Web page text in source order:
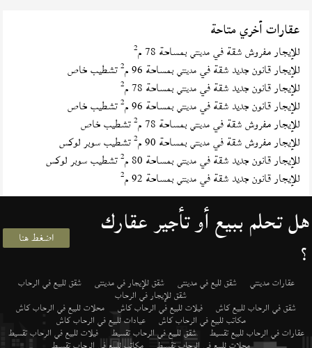
عقارات أخري متاحة
للإيجار مفروش شقة فيمدينتي بمساحة 78 م 2
للإيجار قانون جديد شقة فيمدينتي بمساحة 96 م 2تشطيب خاص
للإيجار قانون جديد شقة فيمدينتي بمساحة 78 م 2
للإيجار قانون جديد شقة فيمدينتي بمساحة 96 م 2تشطيب خاص
للإيجار مفروش شقة فيمدينتي بمساحة 78 م 2تشطيب خاص
للإيجار مفروش شقة فيمدينتي بمساحة 90 م 2تشطيب سوبر لوكس
للإيجار قانون جديد شقة فيمدينتي بمساحة 80 م 2تشطيب سوبر لوكس
للإيجار قانون جديد شقة فيمدينتي بمساحة 92 م 2
هل تحلم ببيع أو تأجير عقارك
؟ اضغط هنا
عقارات مدينتي شقق لليع في مدينتى شقق للإيجار في مدينتى شقق للبيع في الرحاب
شقق للإيجار في الرحاب
شقق في الرحاب للبيع كاش فيلات للبيع في الرحاب كاش محلات للبيع في الرحاب كاش
مكاتب للبيع في الرحاب كاش عيادات للبيع في الرحاب كاش
عقارات في الرحاب للبيع تقسيط شقق للبيع في الرحاب تقسيط فيلات للبيع في الرحاب تقسيط